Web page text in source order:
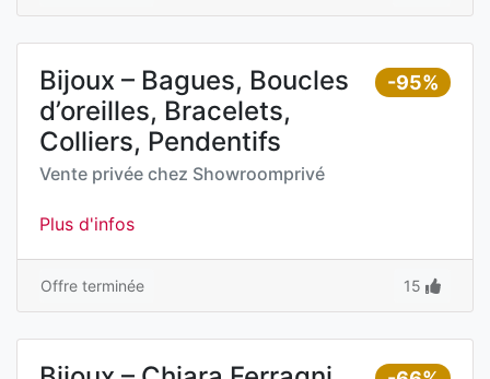
-95%
Bijoux – Bagues, Boucles
d’oreilles, Bracelets,
Colliers, Pendentifs
Vente privée chez Showroomprivé
Plus d'infos
Offre terminée 15